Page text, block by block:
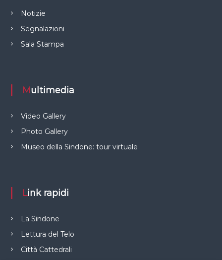
Notizie
Segnalazioni
Sala Stampa
Multimedia
Video Gallery
Photo Gallery
Museo della Sindone: tour virtuale
Link rapidi
La Sindone
Lettura del Telo
Città Cattedrali